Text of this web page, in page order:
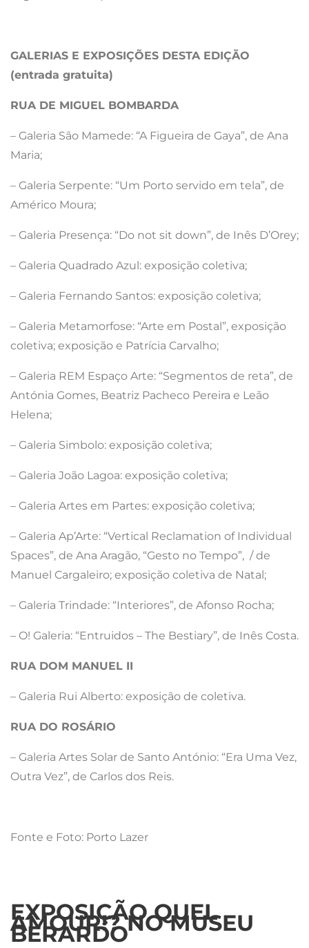
GALERIAS E EXPOSIÇÕES DESTA EDIÇÃO
(entrada gratuita)
RUA DE MIGUEL BOMBARDA
– Galeria São Mamede: “A Figueira de Gaya”, de Ana
Maria;
– Galeria Serpente: “Um Porto servido em tela”, de
Américo Moura;
– Galeria Presença: “Do not sit down”, de Inês D’Orey;
– Galeria Quadrado Azul: exposição coletiva;
– Galeria Fernando Santos: exposição coletiva;
– Galeria Metamorfose: “Arte em Postal”, exposição
coletiva; exposição e Patrícia Carvalho;
– Galeria REM Espaço Arte: “Segmentos de reta”, de
Antónia Gomes, Beatriz Pacheco Pereira e Leão
Helena;
– Galeria Simbolo: exposição coletiva;
– Galeria João Lagoa: exposição coletiva;
– Galeria Artes em Partes: exposição coletiva;
– Galeria Ap’Arte: “Vertical Reclamation of Individual
Spaces”, de Ana Aragão, “Gesto no Tempo”, / de
Manuel Cargaleiro; exposição coletiva de Natal;
– Galeria Trindade: “Interiores”, de Afonso Rocha;
– O! Galeria: “Entruidos – The Bestiary”, de Inês Costa.
RUA DOM MANUEL II
– Galeria Rui Alberto: exposição de coletiva.
RUA DO ROSÁRIO
– Galeria Artes Solar de Santo António: “Era Uma Vez,
Outra Vez”, de Carlos dos Reis.
Fonte e Foto: Porto Lazer
EXPOSIÇÃO QUEL
AMOUR!? NO MUSEU
BERARDO